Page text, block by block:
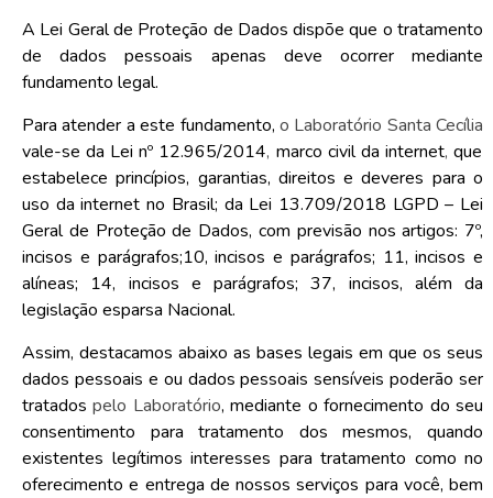
A Lei Geral de Proteção de Dados dispõe que o tratamento
de dados pessoais apenas deve ocorrer mediante
fundamento legal.
Para atender a este fundamento, o Laboratório Santa Cecília
vale-se da Lei nº 12.965/2014, marco civil da internet, que
estabelece princípios, garantias, direitos e deveres para o
uso da internet no Brasil; da Lei 13.709/2018 LGPD – Lei
Geral de Proteção de Dados, com previsão nos artigos: 7º,
incisos e parágrafos;10, incisos e parágrafos; 11, incisos e
alíneas; 14, incisos e parágrafos; 37, incisos, além da
legislação esparsa Nacional.
Assim, destacamos abaixo as bases legais em que os seus
dados pessoais e ou dados pessoais sensíveis poderão ser
tratadospelo Laboratório, mediante o fornecimento do seu
consentimento para tratamento dos mesmos, quando
existentes legítimos interesses para tratamento como no
oferecimento e entrega de nossos serviços para você, bem